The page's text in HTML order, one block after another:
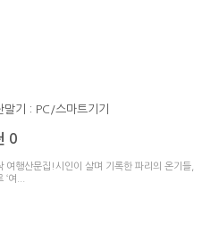
말기 : PC/스마트기기
0
여행산문집!시인이 살며 기록한 파리의 온기들,
‘여